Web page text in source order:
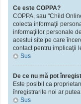
Ce este COPPA?
COPPA, sau "Child
colecta informaţii
informaţiilor personale
acestui site pe care
contact pentru implicaţii
Sus
De ce nu mă pot
Este posibil ca
înregistrarile noi ar
Sus